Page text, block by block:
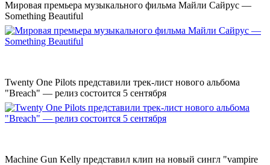
Мировая премьера музыкального фильма Майли Сайрус —
Something Beautiful
Twenty One Pilots представили трек-лист нового альбома
"Breach" — релиз состоится 5 сентября
Machine Gun Kelly представил клип на новый сингл "vampire